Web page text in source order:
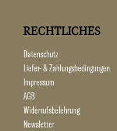
RECHTLICHES
Datenschutz
Liefer- & Zahlungsbedingungen
Impressum
AGB
Widerrufsbelehrung
Newsletter